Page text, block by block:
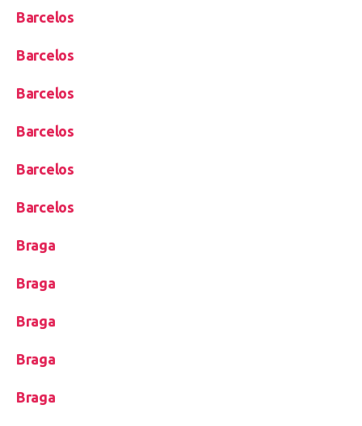
Barcelos
Barcelos
Barcelos
Barcelos
Barcelos
Barcelos
Braga
Braga
Braga
Braga
Braga